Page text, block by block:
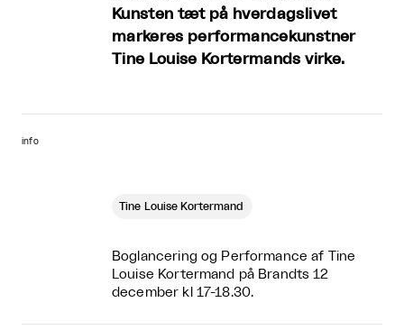
Kunsten tæt på hverdagslivet
markeres performancekunstner
Tine Louise Kortermands virke.
info
Tine Louise Kortermand
Boglancering og Performance af Tine
Louise Kortermand på Brandts 12
december kl 17-18.30.